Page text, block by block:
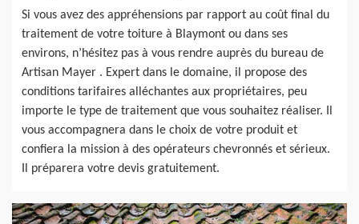
Si vous avez des appréhensions par rapport au coût final du
traitement de votre toiture à Blaymont ou dans ses
environs, n’hésitez pas à vous rendre auprès du bureau de
Artisan Mayer . Expert dans le domaine, il propose des
conditions tarifaires alléchantes aux propriétaires, peu
importe le type de traitement que vous souhaitez réaliser. Il
vous accompagnera dans le choix de votre produit et
confiera la mission à des opérateurs chevronnés et sérieux.
Il préparera votre devis gratuitement.